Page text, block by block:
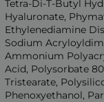
Tetra-Di-T-Butyl
Hyaluronate,
Ethylenediamine
Sodium
Ammonium
Acid, Polysorbate
Tristearate,
Phenoxyethanol,